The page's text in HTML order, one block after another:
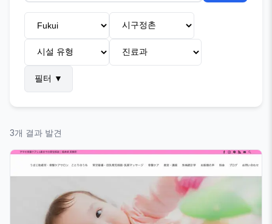
필터 ▼
3개 결과 발견